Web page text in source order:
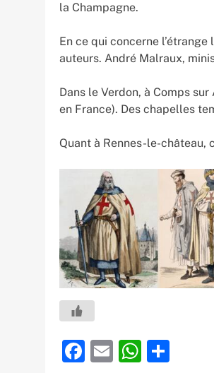
la Champagne.
En ce qui concerne
auteurs. André Malraux,
Dans le Verdon, à Comps
en France). Des chapelles
Quant à Rennes-le-château,
Facebook
Email